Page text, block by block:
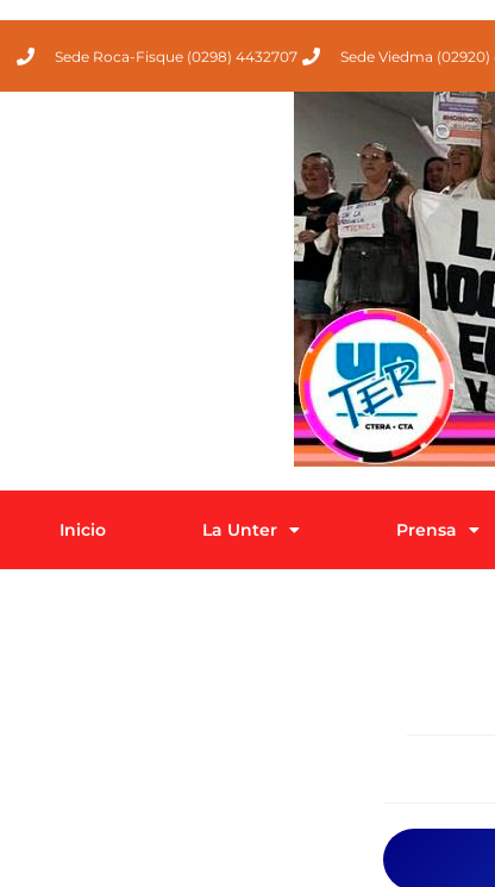
Sede Roca-Fisque (0298) 4432707 Sede Viedma (02920)
Inicio La Unter Prensa